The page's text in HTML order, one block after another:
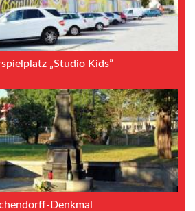
„Studio Kids”
Denkmal